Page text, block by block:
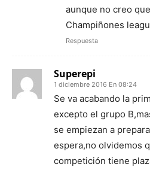
aunque no creo
Champiñones
Respuesta
Superepi
1 diciembre 2016 En 08:24
Se va acabando la
excepto el grupo
se empiezan a
espera,no olvidemos
competición tiene